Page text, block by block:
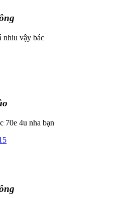
nhiu vậy bác
70e 4u nha bạn